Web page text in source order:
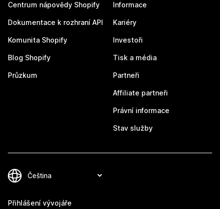
Centrum nápovědy Shopify
Dokumentace k rozhraní API
Komunita Shopify
Blog Shopify
Průzkum
Informace
Kariéry
Investoři
Tisk a média
Partneři
Affiliate partneři
Právní informace
Stav služby
Přihlášení vývojáře